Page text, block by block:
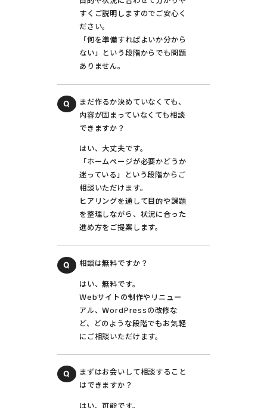
すくご説明しますのでご安心く
ださい。
「何を準備すればよいか分から
ない」という段階からでも問題
ありません。
まだ作るか決めていなくても、
内容が固まっていなくても相談
できますか？
はい、大丈夫です。
「ホームページが必要かどうか
迷っている」という段階からご
相談いただけます。
ヒアリングを通して目的や課題
を整理しながら、状況に合った
進め方をご提案します。
相談は無料ですか？
はい、無料です。
Webサイトの制作やリニュー
アル、WordPressの改修な
ど、どのような段階でもお気軽
にご相談いただけます。
まずはお会いして相談すること
はできますか？
はい、可能です。